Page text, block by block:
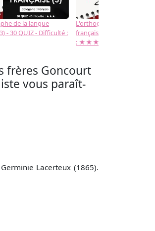
de la langue
- 30 QUIZ - Difficulté :
L'orthographe de la langue
française (2) -( 20 QUIZ -
: ★★★
frères Goncourt
vous paraît-
Lacerteux (1865).